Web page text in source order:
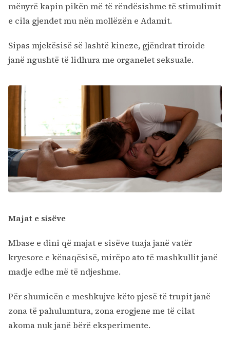
mënyrë kapin pikën më të rëndësishme të stimulimit
e cila gjendet mu nën mollëzën e Adamit.
Sipas mjekësisë së lashtë kineze, gjëndrat tiroide
janë ngushtë të lidhura me organelet seksuale.
Majat e sisëve
Mbase e dini që majat e sisëve tuaja janë vatër
kryesore e kënaqësisë, mirëpo ato të mashkullit janë
madje edhe më të ndjeshme.
Për shumicën e meshkujve këto pjesë të trupit janë
zona të pahulumtura, zona erogjene me të cilat
akoma nuk janë bërë eksperimente.